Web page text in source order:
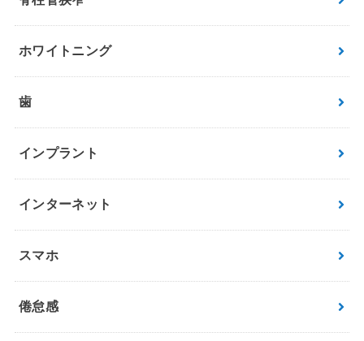
ホワイトニング
歯
インプラント
インターネット
スマホ
倦怠感